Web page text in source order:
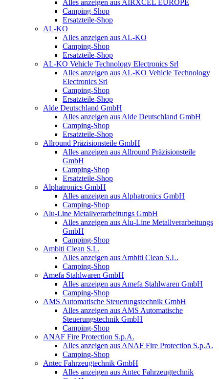
Alles anzeigen aus AIRXCEL EUROPE
Camping-Shop
Ersatzteile-Shop
AL-KO
Alles anzeigen aus AL-KO
Camping-Shop
Ersatzteile-Shop
AL-KO Vehicle Technology Electronics Srl
Alles anzeigen aus AL-KO Vehicle Technology
Electronics Srl
Camping-Shop
Ersatzteile-Shop
Alde Deutschland GmbH
Alles anzeigen aus Alde Deutschland GmbH
Camping-Shop
Ersatzteile-Shop
Allround Präzisionsteile GmbH
Alles anzeigen aus Allround Präzisionsteile
GmbH
Camping-Shop
Ersatzteile-Shop
Alphatronics GmbH
Alles anzeigen aus Alphatronics GmbH
Camping-Shop
Alu-Line Metallverarbeitungs GmbH
Alles anzeigen aus Alu-Line Metallverarbeitungs
GmbH
Camping-Shop
Ambiti Clean S.L.
Alles anzeigen aus Ambiti Clean S.L.
Camping-Shop
Amefa Stahlwaren GmbH
Alles anzeigen aus Amefa Stahlwaren GmbH
Camping-Shop
AMS Automatische Steuerungstechnik GmbH
Alles anzeigen aus AMS Automatische
Steuerungstechnik GmbH
Camping-Shop
ANAF Fire Protection S.p.A.
Alles anzeigen aus ANAF Fire Protection S.p.A.
Camping-Shop
Antec Fahrzeugtechnik GmbH
Alles anzeigen aus Antec Fahrzeugtechnik